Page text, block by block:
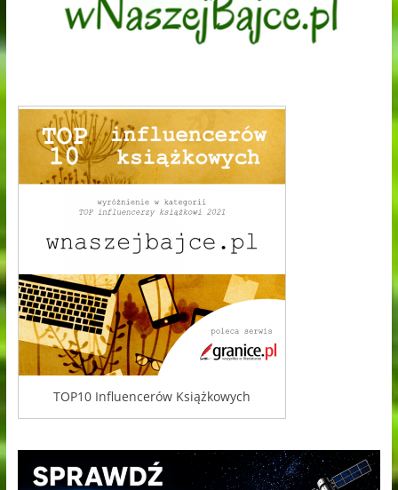
TOP10 Influencerów Książkowych